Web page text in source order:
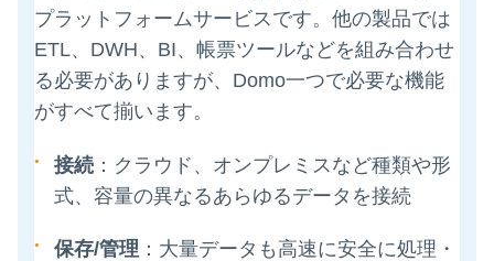
プラットフォームサービスです。他の製品では
ETL、DWH、BI、帳票ツールなどを組み合わせ
る必要がありますが、Domo一つで必要な機能
がすべて揃います。
接続 ：クラウド、オンプレミスなど種類や形
式、容量の異なるあらゆるデータを接続
保存/管理 ：大量データも高速に安全に処理・